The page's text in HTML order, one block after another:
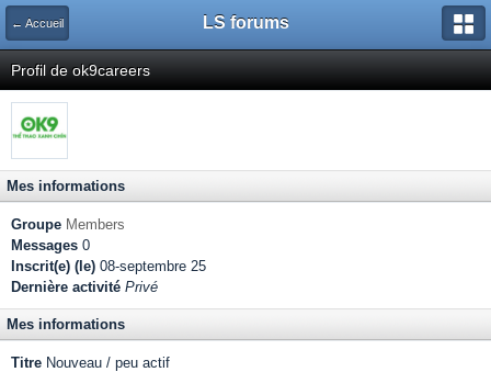
← Accueil LS forums
Profil de ok9careers
Mes informations
Groupe Members
Messages 0
Inscrit(e) (le) 08-septembre 25
Dernière activité Privé
Mes informations
Titre Nouveau / peu actif